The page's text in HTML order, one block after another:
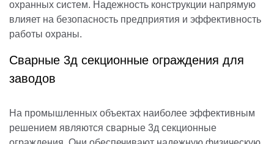
охранных систем. Надежность конструкции напрямую
влияет на безопасность предприятия и эффективность
работы охраны.
Сварные 3д секционные ограждения для
заводов
На промышленных объектах наиболее эффективным
решением являются сварные 3д секционные